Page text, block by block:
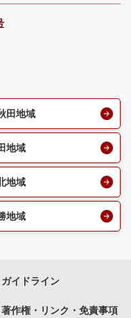
田地域
地域
地域
地域
ガイドライン
著作権・リンク・免責事項